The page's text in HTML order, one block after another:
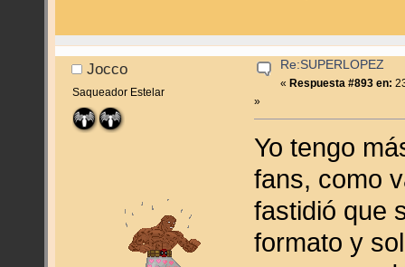
Jocco
Saqueador Estelar
Re:SUPERLOPEZ
« Respuesta #893 en:
»
Yo tengo
fans, como
fastidió que
formato y